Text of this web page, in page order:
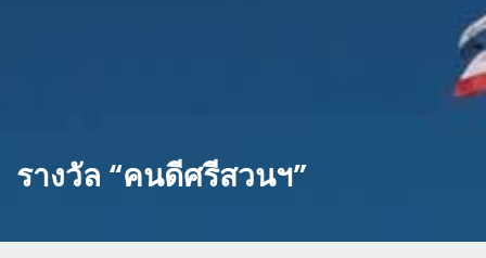
รางวัล “คนดีศรีสวนฯ”